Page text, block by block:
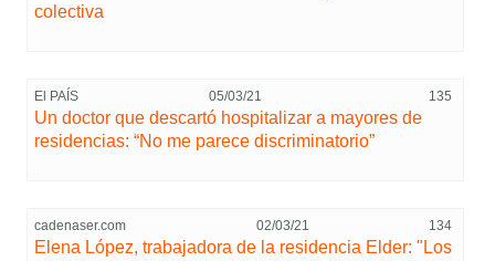
colectiva
El PAÍS 05/03/21 135
Un doctor que descartó hospitalizar a mayores de
residencias: “No me parece discriminatorio”
cadenaser.com 02/03/21 134
Elena López, trabajadora de la residencia Elder: "Los